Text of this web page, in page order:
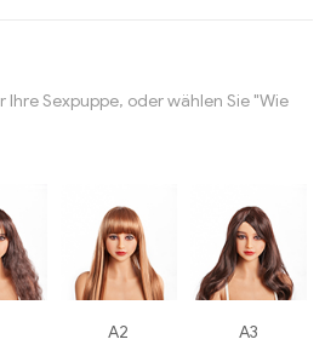
Ihre Sexpuppe, oder wählen Sie "Wie
A2 A3